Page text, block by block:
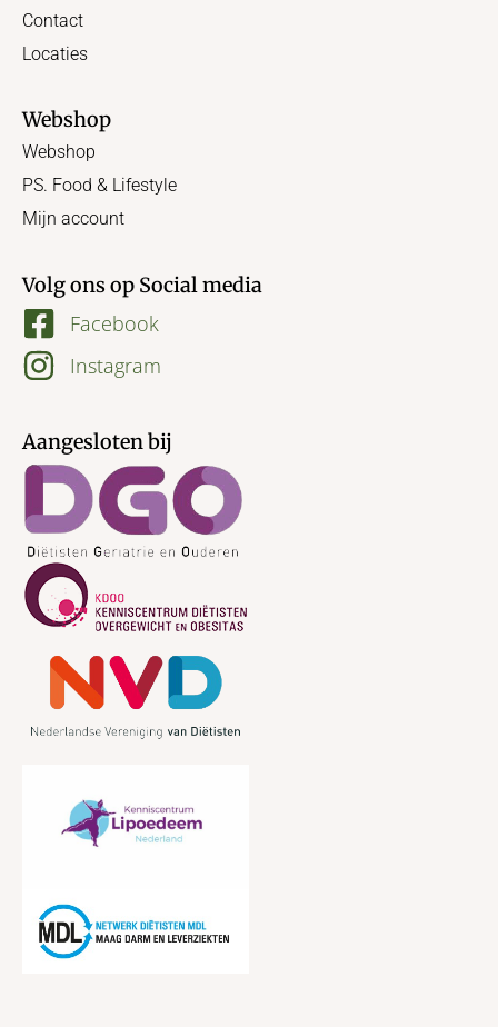
Contact
Locaties
Webshop
Webshop
PS. Food & Lifestyle
Mijn account
Volg ons op Social media
Facebook
Instagram
Aangesloten bij